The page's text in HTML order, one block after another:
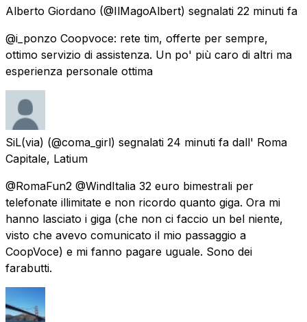
Alberto Giordano (@IlMagoAlbert) segnalati 22 minuti fa
@i_ponzo Coopvoce: rete tim, offerte per sempre,
ottimo servizio di assistenza. Un po' più caro di altri ma
esperienza personale ottima
SiL(via) (@coma_girl) segnalati 24 minuti fa dall' Roma
Capitale, Latium
@RomaFun2 @WindItalia 32 euro bimestrali per
telefonate illimitate e non ricordo quanto giga. Ora mi
hanno lasciato i giga (che non ci faccio un bel niente,
visto che avevo comunicato il mio passaggio a
CoopVoce) e mi fanno pagare uguale. Sono dei
farabutti.